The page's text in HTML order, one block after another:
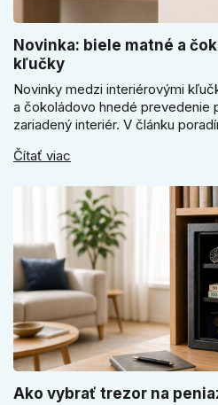
Novinka: biele matné a
kľučky
Novinky medzi interiérovými
a čokoládovo hnedé prevedenie
zariadený interiér. V článku
ako vyberať medzi okrúhlym a
Čítať viac
Ako vybrať trezor na